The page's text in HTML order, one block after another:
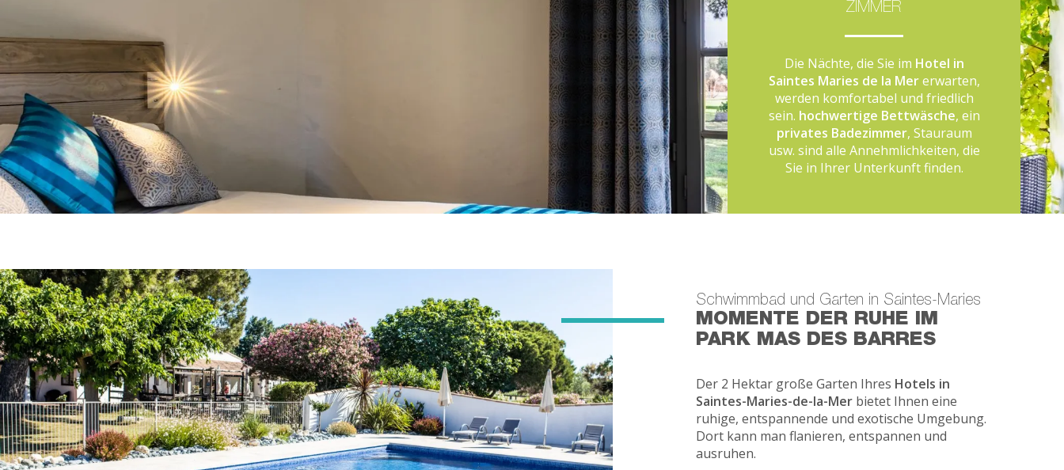
ZIMMER
Die Nächte, die Sie im Hotel in
Saintes Maries de la Mererwarten,
werden komfortabel und friedlich
sein. hochwertige Bettwäsche, ein
privates Badezimmer, Stauraum
usw. sind alle Annehmlichkeiten, die
Sie in Ihrer Unterkunft finden.
Schwimmbad und Garten in Saintes-Maries
MOMENTE DER RUHE IM
PARK MAS DES BARRES
Der 2 Hektar große Garten Ihres Hotels in
Saintes-Maries-de-la-Merbietet Ihnen eine
ruhige, entspannende und exotische Umgebung.
Dort kann man flanieren, entspannen und
ausruhen.